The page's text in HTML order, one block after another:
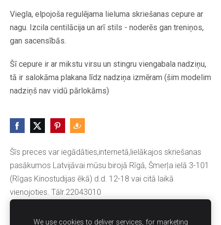
Šīs preces var iegādāties,internetā,lielākajos skriešanas
pasākumos Latvijāvai mūsu birojā Rīgā, Šmerļa ielā 3-101
(Rīgas Kinostudijas ēkā) d.d. 12-18 vai citā laikā
vienojoties. Tālr.22043010
Viegla, elpojoša regulējama lieluma skriešanas cepure ar
nagu. Izcila centilācija un arī stils - noderēs gan treniņos,
gan sacensībās.
Šī cepure ir ar mikstu virsu un stingru viengabala nadziņu,
tā ir salokāma plakana līdz nadziņa izmēram (šim modelim
nadziņš nav vidū pārlokāms)
We use cookies to deliver services, for marketing